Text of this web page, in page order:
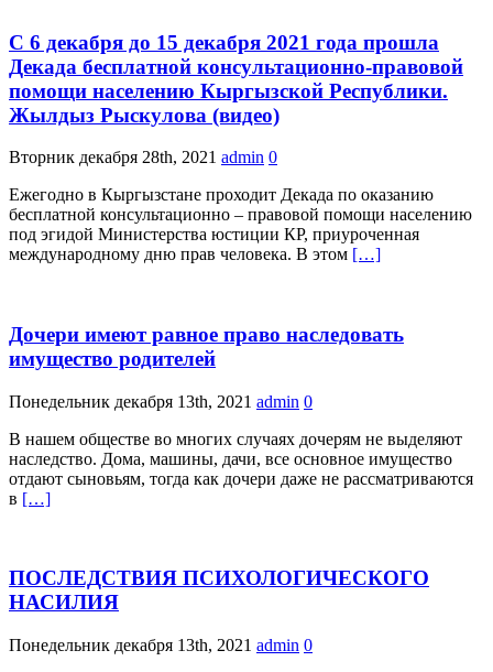
С 6 декабря до 15 декабря 2021 года прошла
Декада бесплатной консультационно-правовой
помощи населению Кыргызской Республики.
Жылдыз Рыскулова (видео)
Вторник декабря 28th, 2021 admin 0
Ежегодно в Кыргызстане проходит Декада по оказанию
бесплатной консультационно – правовой помощи населению
под эгидой Министерства юстиции КР, приуроченная
международному дню прав человека. В этом […]
Дочери имеют равное право наследовать
имущество родителей
Понедельник декабря 13th, 2021 admin 0
В нашем обществе во многих случаях дочерям не выделяют
наследство. Дома, машины, дачи, все основное имущество
отдают сыновьям, тогда как дочери даже не рассматриваются
в […]
ПОСЛЕДСТВИЯ ПСИХОЛОГИЧЕСКОГО
НАСИЛИЯ
Понедельник декабря 13th, 2021 admin 0